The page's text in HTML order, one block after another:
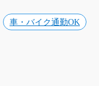
車・バイク通勤OK